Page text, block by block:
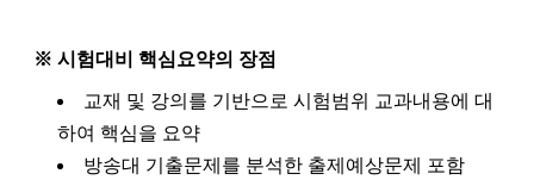
※ 시험대비 핵심요약의 장점
교재 및 강의를 기반으로 시험범위 교과내용에 대
하여 핵심을 요약
방송대 기출문제를 분석한 출제예상문제 포함